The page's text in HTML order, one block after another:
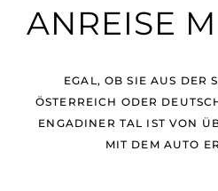
ANREISE
EGAL, OB SIE AUS DER
ÖSTERREICH ODER
ENGADINER TAL IST VON
MIT DEM AUTO